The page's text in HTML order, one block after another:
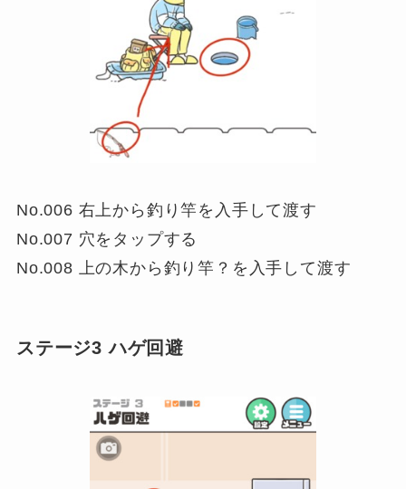
No.006 右上から釣り竿を入手して渡す
No.007 穴をタップする
No.008 上の木から釣り竿？を入手して渡す
ステージ3 ハゲ回避